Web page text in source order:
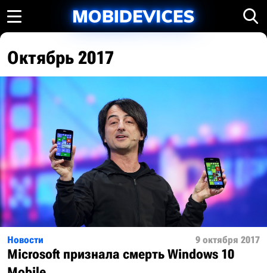
Октябрь 2017
Новости 9 октября 2017
Microsoft признала смерть Windows 10